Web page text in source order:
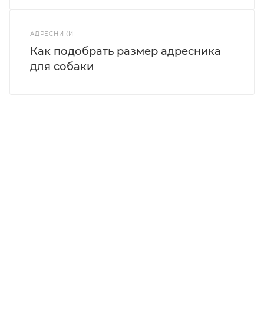
АДРЕСНИКИ
Как подобрать размер адресника
для собаки